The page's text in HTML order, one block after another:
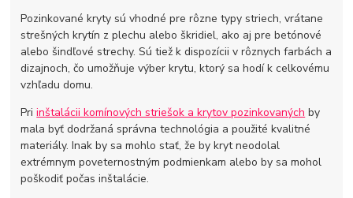
Pozinkované kryty sú vhodné pre rôzne typy striech, vrátane
strešných krytín z plechu alebo škridiel, ako aj pre betónové
alebo šindľové strechy. Sú tiež k dispozícii v rôznych farbách a
dizajnoch, čo umožňuje výber krytu, ktorý sa hodí k celkovému
vzhľadu domu.
Priinštalácii komínových striešok a krytov pozinkovaných by
mala byť dodržaná správna technológia a použité kvalitné
materiály. Inak by sa mohlo stať, že by kryt neodolal
extrémnym poveternostným podmienkam alebo by sa mohol
poškodiť počas inštalácie.